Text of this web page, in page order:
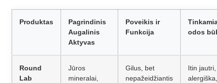
Produktas
Pagrindinis
Augalinis
Aktyvas
Poveikis ir
Funkcija
odos
Round
Lab
Jūros
mineralai,
Gilus, bet
nepažeidžiantis
Itin jautri,
alergiška,